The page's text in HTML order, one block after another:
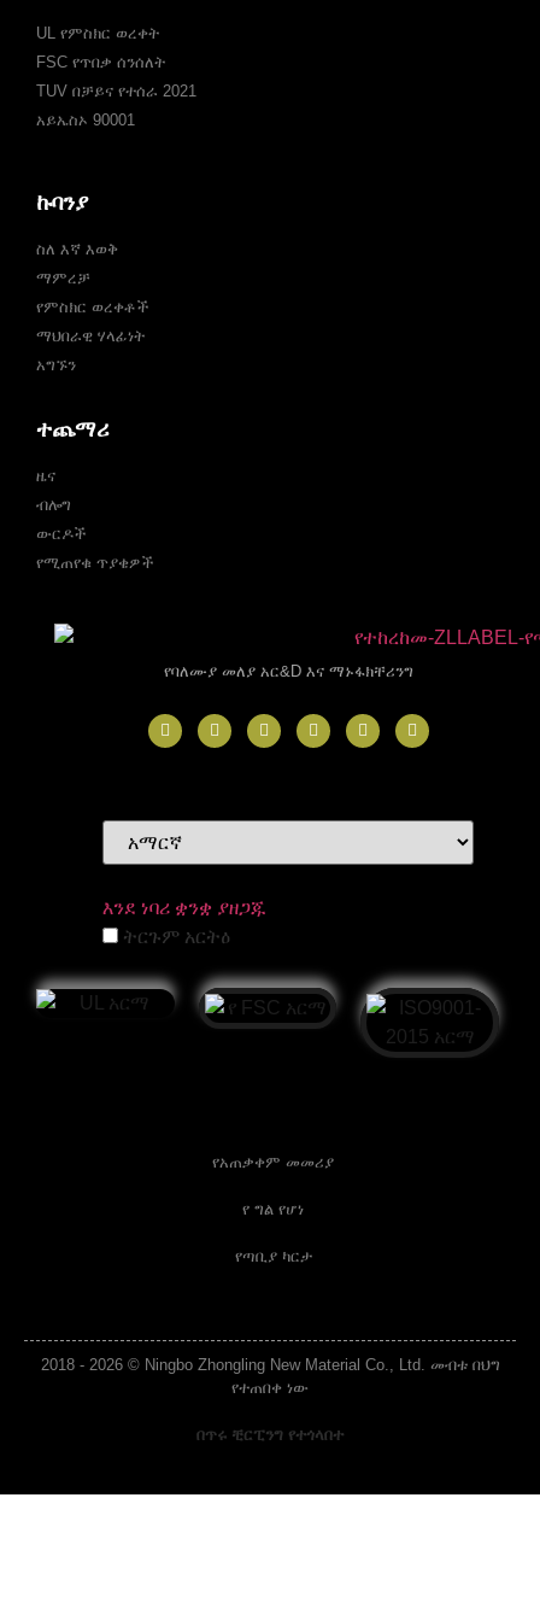
UL የምስክር ወረቀት
FSC የጥበቃ ሰንሰለት
TUV በቻይና የተሰራ 2021
አይኤስኦ 90001
ኩባንያ
ስለ እኛ እወቅ
ማምረቻ
የምስክር ወረቀቶች
ማህበራዊ ሃላፊነት
አግኙን
ተጨማሪ
ዜና
ብሎግ
ውርዶች
የሚጠየቁ ጥያቄዎች
የባለሙያ መለያ አር&D እና ማኑፋክቸሪንግ
እንደ ነባሪ ቋንቋ ያዘጋጁ
ትርጉም አርትዕ
የአጠቃቀም መመሪያ
የ ግል የሆነ
የጣቢያ ካርታ
2018 - 2026 © Ningbo Zhongling New Material Co., Ltd. መብቱ በህግ
የተጠበቀ ነው
በጥሩ ቺርፒንግ የተጎላበተ